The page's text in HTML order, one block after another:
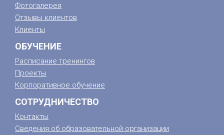
Фотогалерея
Отзывы клиентов
Клиенты
ОБУЧЕНИЕ
Расписание тренингов
Проекты
Корпоративное обучение
СОТРУДНИЧЕСТВО
Контакты
Сведения об образовательной организации